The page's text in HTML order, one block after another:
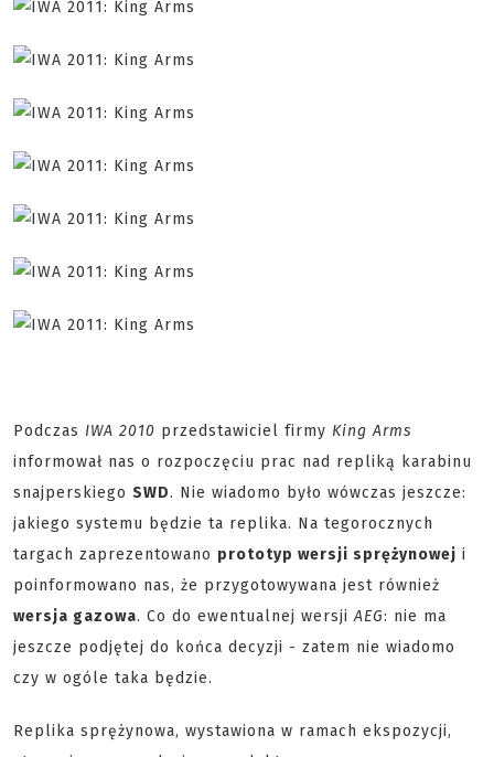
Podczas IWA 2010 przedstawiciel firmy King Arms
informował nas o rozpoczęciu prac nad repliką karabinu
snajperskiego SWD. Nie wiadomo było wówczas jeszcze:
jakiego systemu będzie ta replika. Na tegorocznych
targach zaprezentowano prototyp wersji sprężynowej i
poinformowano nas, że przygotowywana jest również
wersja gazowa. Co do ewentualnej wersjiAEG: nie ma
jeszcze podjętej do końca decyzji - zatem nie wiadomo
czy w ogóle taka będzie.
Replika sprężynowa, wystawiona w ramach ekspozycji,